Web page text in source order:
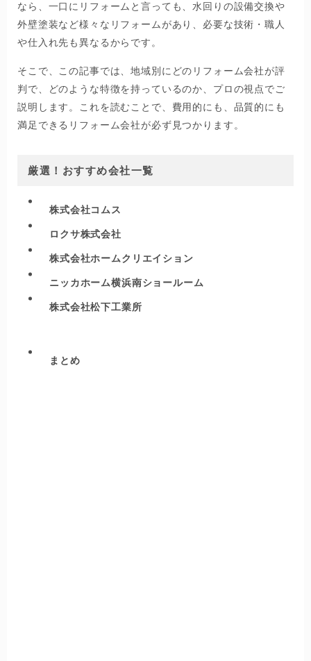
なら、一口にリフォームと言っても、水回りの設備交換や
外壁塗装など様々なリフォームがあり、必要な技術・職人
や仕入れ先も異なるからです。
そこで、この記事では、地域別にどのリフォーム会社が評
判で、どのような特徴を持っているのか、プロの視点でご
説明します。これを読むことで、費用的にも、品質的にも
満足できるリフォーム会社が必ず見つかります。
厳選！おすすめ会社一覧
株式会社コムス
ロクサ株式会社
株式会社ホームクリエイション
ニッカホーム横浜南ショールーム
株式会社松下工業所
まとめ